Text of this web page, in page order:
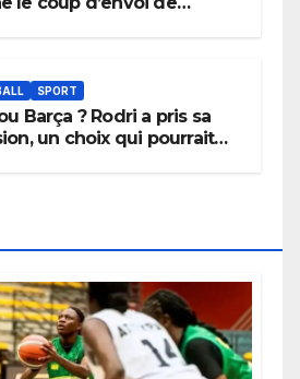
SPORT
Barça ? Rodri a pris sa
un choix qui pourrait